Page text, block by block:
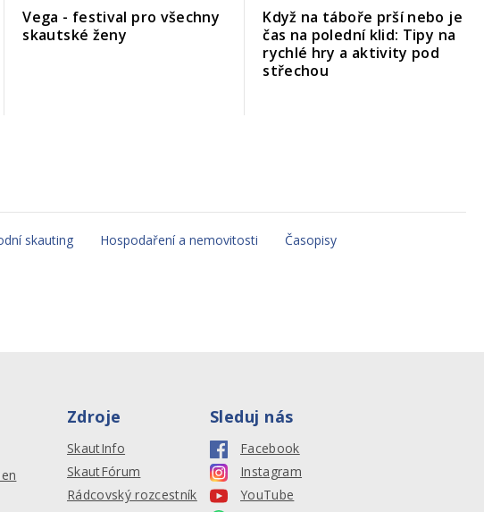
Vega - festival pro všechny
skautské ženy
Když na táboře prší nebo je
čas na polední klid: Tipy na
rychlé hry a aktivity pod
střechou
skauting Hospodaření a nemovitosti Časopisy
Zdroje
SkautInfo
SkautFórum
Rádcovský rozcestník
Sleduj nás
Facebook
Instagram
YouTube